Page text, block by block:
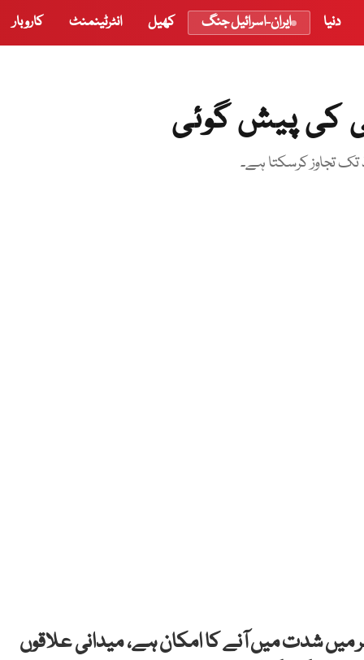
دنیا ایران-اسرائیل جنگ کھیل انٹرٹینمنٹ کاروبار
گرمی کی لہر میں شدت میں آنے کا امکان ہے، میدانی علاقوں